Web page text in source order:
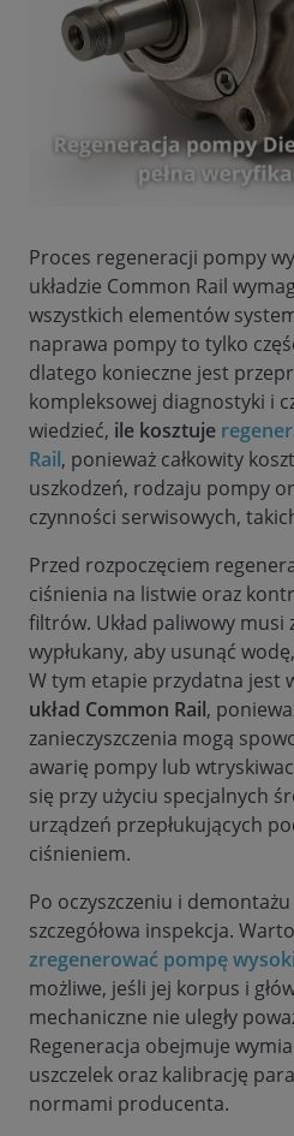
Proces regeneracji pompy
układzie Common Rail
wszystkich elementów
naprawa pompy to tylko
dlatego konieczne jest
kompleksowej diagnostyki i
wiedzieć, ile kosztuje
Rail, ponieważ całkowity
uszkodzeń, rodzaju pompy
czynności serwisowych,
Przed rozpoczęciem
ciśnienia na listwie oraz
filtrów. Układ paliwowy musi
wypłukany, aby usunąć
W tym etapie przydatna jest
układ Common Rail,
zanieczyszczenia mogą
awarię pompy lub
się przy użyciu specjalnych
urządzeń przepłukujących
ciśnieniem.
Po oczyszczeniu i
szczegółowa inspekcja.
zregenerować pompę
możliwe, jeśli jej korpus i
mechaniczne nie uległy
Regeneracja obejmuje
uszczelek oraz kalibrację
normami producenta.